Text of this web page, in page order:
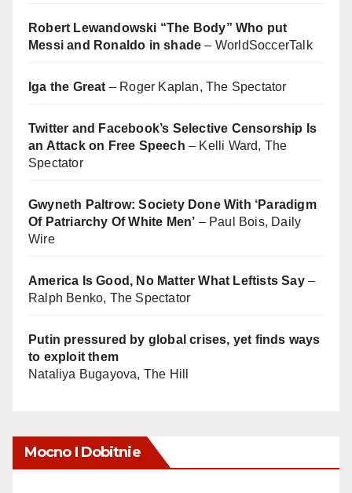
Robert Lewandowski “The Body” Who put
Messi and Ronaldo in shade – WorldSoccerTalk
Iga the Great – Roger Kaplan, The Spectator
Twitter and Facebook’s Selective Censorship Is
an Attack on Free Speech – Kelli Ward, The
Spectator
Gwyneth Paltrow: Society Done With ‘Paradigm
Of Patriarchy Of White Men’ – Paul Bois, Daily
Wire
America Is Good, No Matter What Leftists Say–
Ralph Benko, The Spectator
Putin pressured by global crises, yet finds ways
to exploit them
Nataliya Bugayova, The Hill
Mocno I Dobitnie